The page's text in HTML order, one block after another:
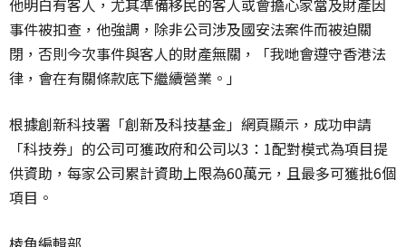
事件被扣查，他強調，除非公司涉及國安法案件而被迫關
閉，否則今次事件與客人的財產無關，「我哋會遵守香港法
律，會在有關條款底下繼續營業。」
根據創新科技署「創新及科技基金」網頁顯示，成功申請
「科技券」的公司可獲政府和公司以3：1配對模式為項目提
供資助，每家公司累計資助上限為60萬元，且最多可獲批6個
項目。